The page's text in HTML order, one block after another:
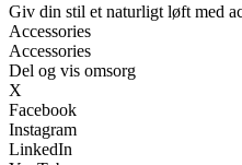
Giv din stil et naturligt løft med
Accessories
Accessories
Del og vis omsorg
X
Facebook
Instagram
LinkedIn